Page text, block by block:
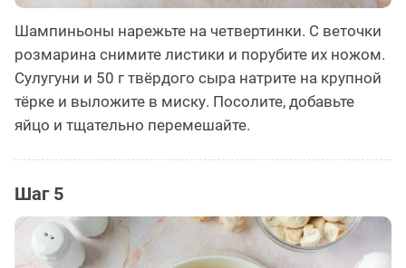
Шампиньоны нарежьте на четвертинки. С веточки
розмарина снимите листики и порубите их ножом.
Сулугуни и 50 г твёрдого сыра натрите на крупной
тёрке и выложите в миску. Посолите, добавьте
яйцо и тщательно перемешайте.
Шаг 5